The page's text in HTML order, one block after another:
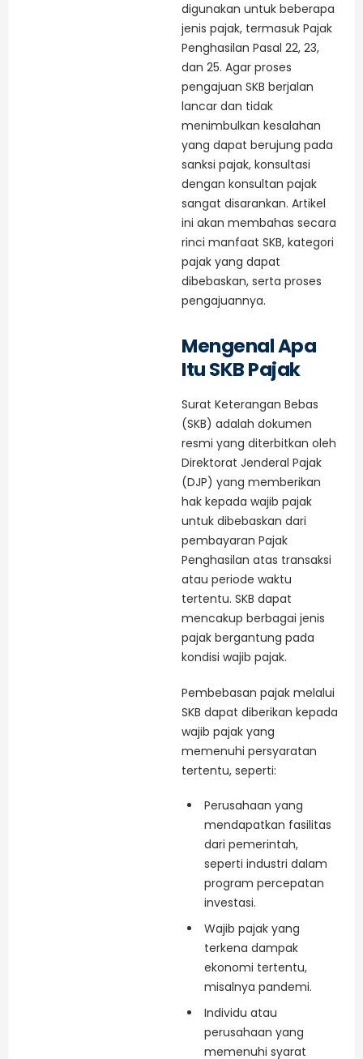
digunakan untuk beberapa
jenis pajak, termasuk Pajak
Penghasilan Pasal 22, 23,
dan 25. Agar proses
pengajuan SKB berjalan
lancar dan tidak
menimbulkan kesalahan
yang dapat berujung pada
sanksi pajak, konsultasi
dengan konsultan pajak
sangat disarankan. Artikel
ini akan membahas secara
rinci manfaat SKB, kategori
pajak yang dapat
dibebaskan, serta proses
pengajuannya.
Mengenal Apa
Itu SKB Pajak
Surat Keterangan Bebas
(SKB) adalah dokumen
resmi yang diterbitkan oleh
Direktorat Jenderal Pajak
(DJP) yang memberikan
hak kepada wajib pajak
untuk dibebaskan dari
pembayaran Pajak
Penghasilan atas transaksi
atau periode waktu
tertentu. SKB dapat
mencakup berbagai jenis
pajak bergantung pada
kondisi wajib pajak.
Pembebasan pajak melalui
SKB dapat diberikan kepada
wajib pajak yang
memenuhi persyaratan
tertentu, seperti:
Perusahaan yang
mendapatkan fasilitas
dari pemerintah,
seperti industri dalam
program percepatan
investasi.
Wajib pajak yang
terkena dampak
ekonomi tertentu,
misalnya pandemi.
Individu atau
perusahaan yang
memenuhi syarat